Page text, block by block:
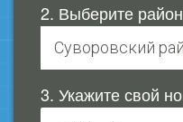
2. Выберите
3. Укажите свой